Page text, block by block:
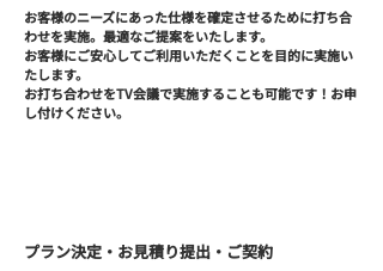
お客様のニーズにあった仕様を確定させるために打ち合
わせを実施。最適なご提案をいたします。
お客様にご安心してご利用いただくことを目的に実施い
たします。
お打ち合わせをTV会議で実施することも可能です！お申
し付けください。
プラン決定・お見積り提出・ご契約